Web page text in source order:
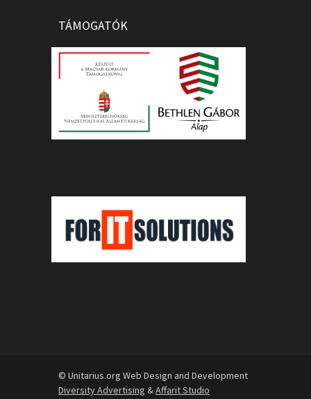
TÁMOGATÓK
© Unitarius.org Web Design and Development
Diversity Advertising &Affarit Studio